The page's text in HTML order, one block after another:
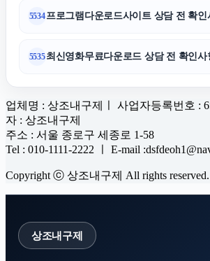
5534프로그램다운로드사이트 상담 전 확인
5535최신영화무료다운로드 상담 전 확인사
업체명 : 상조내구제ㅣ 사업자등록번호 :
자 : 상조내구제
주소 : 서울 종로구 세종로 1-58
Tel : 010-1111-2222 ㅣ E-mail
Copyright ⓒ 상조내구제 All rights reserved.
상조내구제